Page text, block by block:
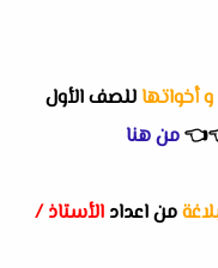
أخواتهاللصف الأول
👈من هنا
من اعداد الأستاذ /